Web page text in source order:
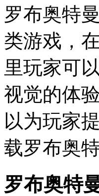
罗布奥特
类游戏，
里玩家可
视觉的体
以为玩家
载罗布奥
罗布奥特